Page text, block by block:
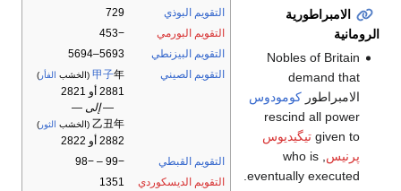
التقويم البوذي
729
التقويم البورمي
−453
التقويم البيزنطي
5693–5694
التقويم الصيني
甲子年 (الخشب الفأر )
2881 أو 2821
— إلى —
乙丑年 (الخشب الثور )
2882 أو 2822
التقويم القبطي
−99 – −98
التقويم الديسكوردي
1351
الامبراطورية
الرومانية
Nobles of Britain
demand that
الامبراطوركومودوس
rescind all power
given to تيگيديوس
پرنيس , who is
eventually executed.